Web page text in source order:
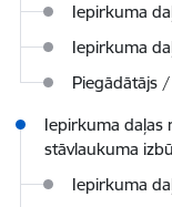
Iepirkuma
Iepirkuma
Piegādātājs
Iepirkuma daļas
stāvlaukuma
Iepirkuma